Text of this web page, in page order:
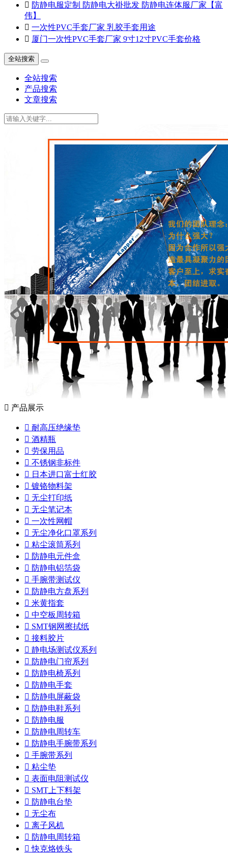
 防静电服定制 防静电大褂批发 防静电连体服厂家【富
伟】
 一次性PVC手套厂家 乳胶手套用途
 厦门一次性PVC手套厂家 9寸12寸PVC手套价格
全站搜索
全站搜索
产品搜索
文章搜索
 产品展示
 耐高压绝缘垫
 酒精瓶
 劳保用品
 不锈钢非标件
 日本进口富士红胶
 镀铬物料架
 无尘打印纸
 无尘笔记本
 一次性网帽
 无尘净化口罩系列
 粘尘滚筒系列
 防静电元件盒
 防静电铝箔袋
 手腕带测试仪
 防静电方盘系列
 米黄指套
 中空板周转箱
 SMT钢网擦拭纸
 接料胶片
 静电场测试仪系列
 防静电门帘系列
 防静电椅系列
 防静电手套
 防静电屏蔽袋
 防静电鞋系列
 防静电服
 防静电周转车
 防静电手腕带系列
 手腕带系列
 粘尘垫
 表面电阻测试仪
 SMT上下料架
 防静电台垫
 无尘布
 离子风机
 防静电周转箱
 快克烙铁头